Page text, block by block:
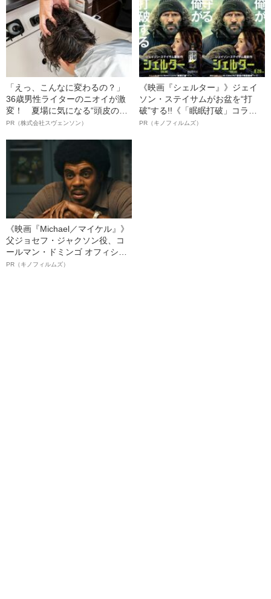
「えっ、こんなに変わるの？」
36歳男性ライターのニオイが激
変！ 夏場に気になる“頭皮のニ
オイ”や“ベタつき”を解消す
ト”が生み出した徹底ケアとは
PR（株式会社スヴェンソン）
《映画『シェルター』》ジェイ
ソン・ステイサムがお盆を“打
破”する!!《「眠眠打破」コラ
ボ》
PR（キノフィルムズ）
《映画『Michael／マイケル』》
父ジョセフ・ジャクソン役、コ
ールマン・ドミンゴ オフィシャ
ルインタビュー“観客を魅了した
PR（キノフィルムズ）